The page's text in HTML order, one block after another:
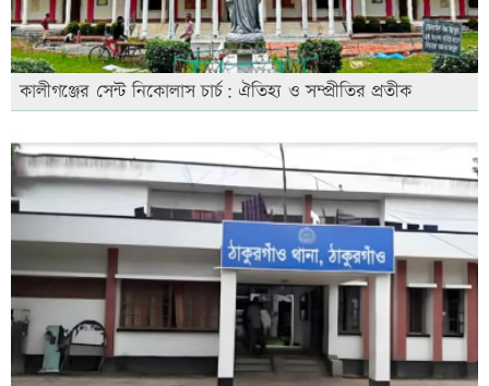
কালীগঞ্জের সেন্ট নিকোলাস চার্চ: ঐতিহ্য ও সম্প্রীতির প্রতীক